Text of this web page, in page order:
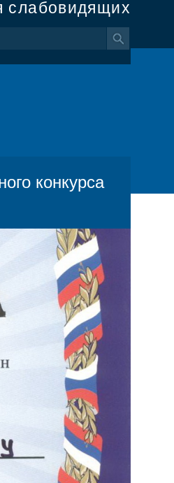
слабовидящих
конкурса